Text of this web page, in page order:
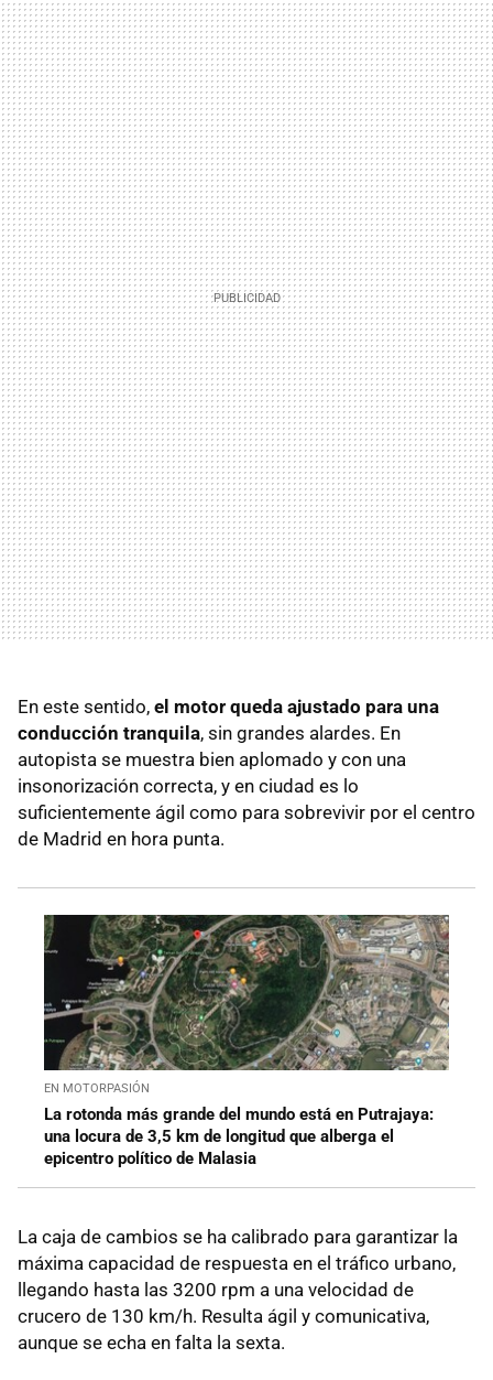
En este sentido, el motor queda ajustado para una
conducción tranquila, sin grandes alardes. En
autopista se muestra bien aplomado y con una
insonorización correcta, y en ciudad es lo
suficientemente ágil como para sobrevivir por el centro
de Madrid en hora punta.
EN MOTORPASIÓN
La rotonda más grande del mundo está en Putrajaya:
una locura de 3,5 km de longitud que alberga el
epicentro político de Malasia
La caja de cambios se ha calibrado para garantizar la
máxima capacidad de respuesta en el tráfico urbano,
llegando hasta las 3200 rpm a una velocidad de
crucero de 130 km/h. Resulta ágil y comunicativa,
aunque se echa en falta la sexta.